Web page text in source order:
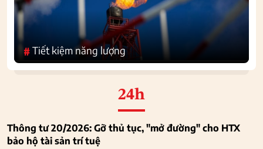
#Tiết kiệm năng lượng
24h
Thông tư 20/2026: Gỡ thủ tục, "mở đường" cho HTX
bảo hộ tài sản trí tuệ